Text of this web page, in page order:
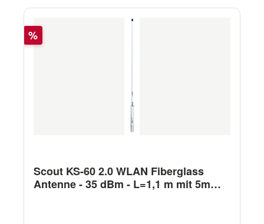
Rabatt
%
Scout KS-60 2.0 WLAN Fiberglass
Antenne - 35 dBm - L=1,1 m mit 5m